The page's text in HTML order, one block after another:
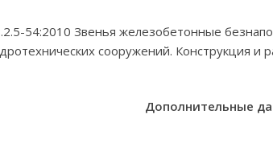
54:2010 Звенья железобетонные
сооружений. Конструкция и
Дополнительные